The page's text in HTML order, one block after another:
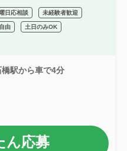
日応相談 未経験者歓迎
由 土日のみOK
駅から車で4分
ん応募